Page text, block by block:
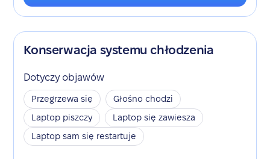
Konserwacja systemu chłodzenia
Dotyczy objawów
Przegrzewa się
Głośno chodzi
Laptop piszczy
Laptop się zawiesza
Laptop sam się restartuje